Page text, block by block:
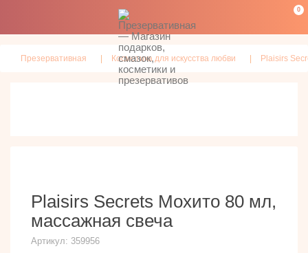
0
Презервативная Косметика для искусства любви Plaisirs
Plaisirs Secrets Мохито 80 мл,
массажная свеча
Артикул: 359956